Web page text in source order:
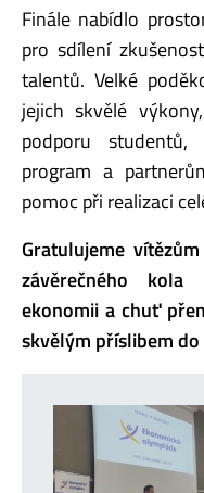
Finále nabídlo
pro sdílení
talentů. Velké
jejich skvělé
podporu studentů,
program a
pomoc při realizaci
Gratulujeme
závěrečného
ekonomii a chuť
skvělým příslibem